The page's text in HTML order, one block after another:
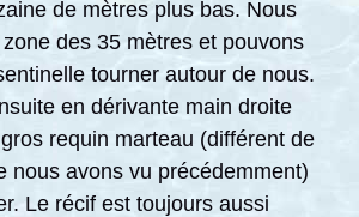
de mètres plus bas. Nous
des 35 mètres et pouvons
tourner autour de nous.
en dérivante main droite
requin marteau (différent de
nous avons vu précédemment)
Le récif est toujours aussi